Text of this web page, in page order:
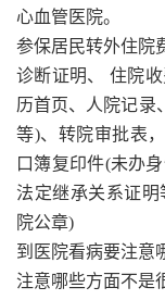
心血管医院。
参保居民转外住院
诊断证明、 住院
历首页、人院记录
等)、转院审批表
口簿复印件(未办
法定继承关系证
院公章)
到医院看病要注意
注意哪些方面不是